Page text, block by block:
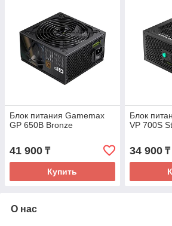
Блок питания Gamemax
GP 650B Bronze
41 900 ₸
Купить
Блок
VP 700S
34 900₸
О нас